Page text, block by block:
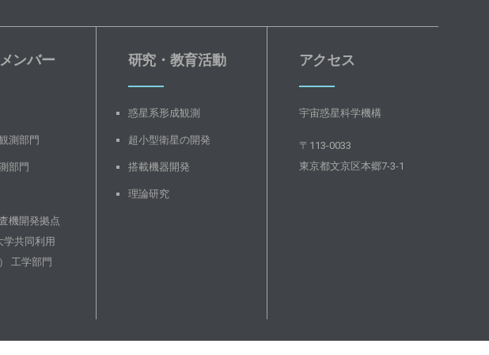
ンバー
測部門
部門
機開発拠点
学共同利用
工学部門
研究・教育活動
惑星系形成観測
超小型衛星の開発
搭載機器開発
理論研究
アクセス
宇宙惑星科学機構
〒113-0033
東京都文京区本郷7-3-1